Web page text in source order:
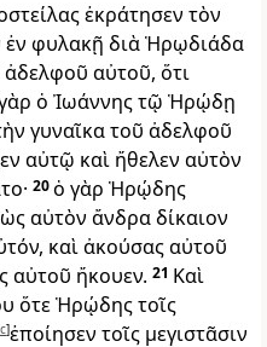
ἐκράτησεν τὸν
ἐν φυλακῇ διὰ Ἡρῳδιάδα
αὐτοῦ, ὅτι
γὰρ ὁ Ἰωάννης τῷ Ἡρῴδῃ
γυναῖκα τοῦ ἀδελφοῦ
αὐτῷ καὶ ἤθελεν αὐτὸν
20ὁ γὰρ Ἡρῴδης
αὐτὸν ἄνδρα δίκαιον
καὶ ἀκούσας αὐτοῦ
αὐτοῦ ἤκουεν. 21 Καὶ
ὅτε Ἡρῴδης τοῖς
]ἐποίησεν τοῖς μεγιστᾶσιν